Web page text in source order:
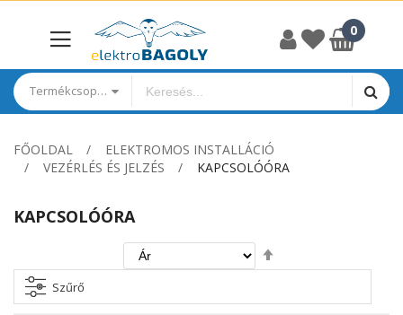
Termékcsoportok
FŐOLDAL
ELEKTROMOS INSTALLÁCIÓ
VEZÉRLÉS ÉS JELZÉS
KAPCSOLÓÓRA
KAPCSOLÓÓRA
irány
Szűrő